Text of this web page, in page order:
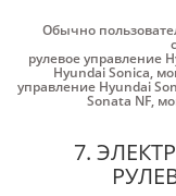
Обычно
рулевое управление
Hyundai Sonica,
управление Hyundai
Sonata NF,
7.